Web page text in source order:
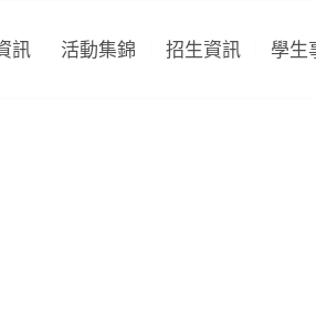
訊 活動集錦 招生資訊 學生